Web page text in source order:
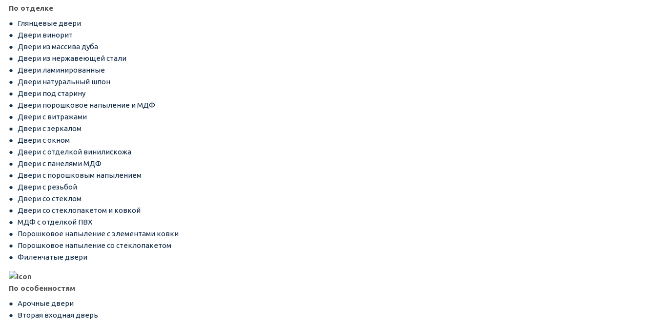
По отделке
Глянцевые двери
Двери винорит
Двери из массива дуба
Двери из нержавеющей стали
Двери ламинированные
Двери натуральный шпон
Двери под старину
Двери порошковое напыление и МДФ
Двери с витражами
Двери с зеркалом
Двери с окном
Двери с отделкой винилискожа
Двери с панелями МДФ
Двери с порошковым напылением
Двери с резьбой
Двери со стеклом
Двери со стеклопакетом и ковкой
МДФ с отделкой ПВХ
Порошковое напыление с элементами ковки
Порошковое напыление со стеклопакетом
Филенчатые двери
По особенностям
Арочные двери
Вторая входная дверь